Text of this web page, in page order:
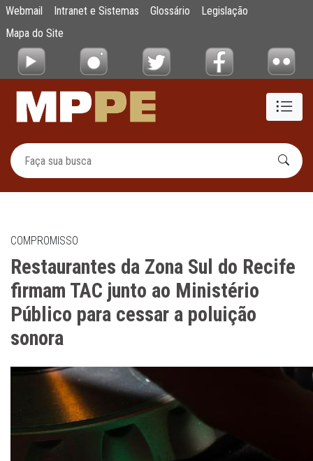
Pular para o Conteúdo principal
Restaurantes da Zona Sul do Recife
Webmail Intranet e Sistemas Glossário
Legislação
Mapa do Site
COMPROMISSO
Restaurantes da Zona Sul do Recife
firmam TAC junto ao Ministério
Público para cessar a poluição
sonora